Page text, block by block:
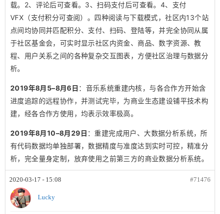
载。2、评论后可查看。3、扫码支付后可查看。4、支付
VFX（支付积分可查阅）。四种阅读与下载模式，社区内13个站
点间均协同并匹配积分、支付、扫码、登陆等，并完全协同从属
于社区基金会，可实时显示社区内资金、商品、数字资源、教
程、用户关系之间的各种复杂交互图表，方便社区治理与数据分
析。
2019年8月5–8月6日 ：音乐系统重建内核，与各合作方开始含
进度追踪的远程协作，并测试完毕，为商业生态建设铺平技术构
建，经各合作方使用，均表示效率极高。
2019年8月10–8月29日 ：重建完成用户、大数据分析系统，所
有代码数据均单独部署，数据精度与准度达到实时可控，精准分
析，完全量身定制，放弃使用之前第三方的商业数据分析系统。
2020-03-17 - 15:08 #71476
Lucky